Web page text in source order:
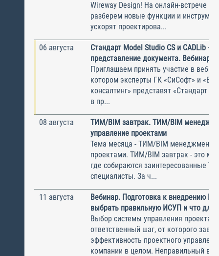
Wireway Design! На онлайн-встрече
разберем новые функции и
ускорят проектирова...
06 августа
Стандарт Model Studio CS и CADLib —
представление документа. Вебинар
Приглашаем принять участие в
котором эксперты ГК «СиСофт» и
консалтинг» представят «Стандарт
в пр...
08 августа
ТИМ/BIM завтрак. ТИМ/BIM
управление проектами
Тема месяца - ТИМ/BIM менеджмент и
проектами. ТИМ/BIM завтрак - это
где собираются заинтересованные
специалисты. За ч...
11 августа
Вебинар. Подготовка к внедрению
выбрать правильную ИСУП и что для
Выбор системы управления
ответственный шаг, от которого
эффективность проектного
компании в целом. Неправильный